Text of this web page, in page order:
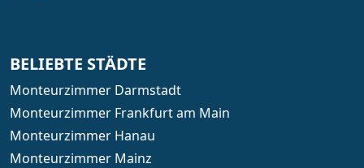
BELIEBTE STÄDTE
Monteurzimmer Darmstadt
Monteurzimmer Frankfurt am Main
Monteurzimmer Hanau
Monteurzimmer Mainz